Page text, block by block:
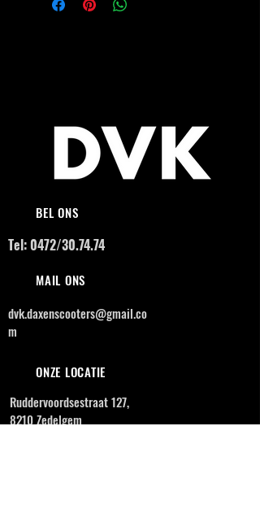
BEL ONS
Tel: 0472/30.74.74
MAIL ONS
dvk.daxenscooters@gmail.co
m
ONZE LOCATIE
Ruddervoordsestraat 127,
8210 Zedelgem